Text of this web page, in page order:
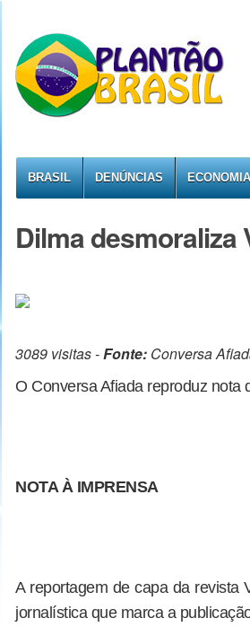
BRASIL DENÚNCIAS ECONOMIA
Dilma desmoraliza
3089 visitas -Fonte: Conversa
O Conversa Afiada reproduz nota
NOTA À IMPRENSA
A reportagem de capa da revista
jornalística que marca a